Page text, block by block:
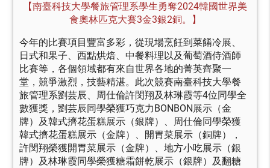
【南臺科技大學餐旅管理系學生勇奪2024韓國世界美
食奧林匹克大賽3金3銀2銅。】
今年的比賽項目豐富多彩，從現場烹飪到菜餚冷展、
日式和果子、西點烘焙、中餐料理以及葡萄酒侍酒師
比賽等，各個領域都有來自世界各地的菁英齊聚一
堂，競爭激烈，技藝精湛。此次競賽南臺科技大學餐
旅管理系劉芸辰、周仕倫許閔翔及林琳霞等4位同學全
數獲獎，劉芸辰同學榮獲巧克力BONBON展示（金
牌）及韓式擠花蛋糕展示（銀牌）、周仕倫同學榮獲
韓式擠花蛋糕展示（金牌）、開胃菜展示（銅牌），
許閔翔榮獲開胃菜展示（金牌）、地方小吃展示（銀
牌）及林琳霞同學榮獲糖霜餅乾展示（銀牌）及翻糖